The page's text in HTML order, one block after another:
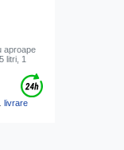
aproape
litri, 1
livrare